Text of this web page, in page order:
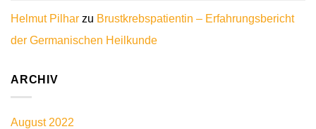
Helmut Pilhar zu Brustkrebspatientin – Erfahrungsbericht
der Germanischen Heilkunde
ARCHIV
August 2022